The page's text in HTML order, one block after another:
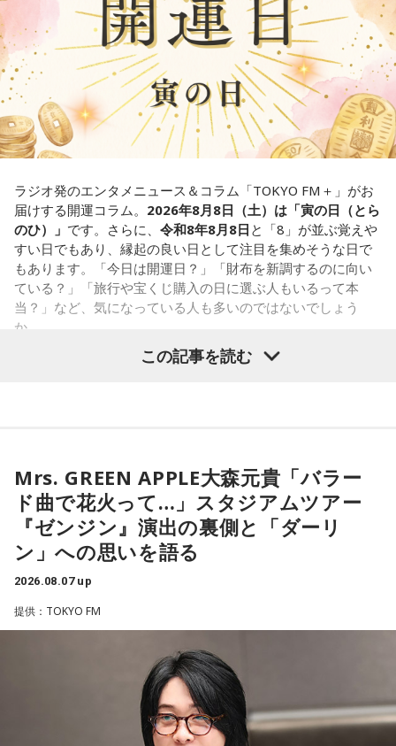
■監修者プロフィール：草彅健太（くさなぎ・けんた）
東京池袋占い館セレーネ所属。メンタルケアカウンセラー。
鑑定件数は若い女性を中心に7,000件を超え、占いイベントや
アプリの監修も手がける。また、イベントMCや声優としての
活動もしており、芸能関係者からの依頼も多い。
Webサイト：
https://selene-uranai.com/
先勝で、一般的には午前中が吉、午後は控えめ
に過ごすのが良いという考え方があります。
■寅の日とは？
寅の日とは、12日に一度巡ってくる吉日です。
虎は古くから「千里行って千里帰る」という言い伝えがあ
り、「出ていったものが無事に戻ってくる」と考えられてき
ました。そのため、お金や旅に関する縁起の良い日として親
しまれています。
このことから、寅の日は次のようなタイミングに選ぶ人もい
ます。
・財布を新調する
・財布を使い始める
・旅行や出張へ出発する
するとよいでしょう。
■2026年8月8日に財布を新調するのはあり？
寅の日は、お金に関する縁起の良い日として知られているこ
して選ぶ人もいます。
「お金が無事に戻ってくる」という言い伝えに由来するもの
で、開運アクションとして親しまれている考え方です。
ただし、財布を新調したからといって金運の上昇が保証され
るわけではありません。あくまでも縁起担ぎとして取り入れ
られている習慣です。
ラジオ発のエンタメニュース＆コラム「TOKYO FM＋」がお
届けする開運コラム。 2026年8月8日（土）は「寅の日（とら
のひ）」 です。さらに、 令和8年8月8日 と「8」が並ぶ覚えや
すい日でもあり、縁起の良い日として注目を集めそうな日で
もあります。「今日は開運日？」「財布を新調するのに向い
ている？」「旅行や宝くじ購入の日に選ぶ人もいるって本
当？」など、気になっている人も多いのではないでしょう
か。
寅の日は、古くから金運や旅立ちに縁起が良いとされる吉日
■2026年8月8日はどんな日？
2026年8月8日（土）・先勝
・寅の日
・六曜「先勝」（午前中が吉とされる）
「8」が並ぶことから縁起の良い日というイメージを持つ人も
いますが、暦の上では寅の日にあたるのが最大の特徴です。
で、一般的には午前中が吉、午後は控えめ
に過ごすのが良いという考え方があります。
この記事を読む
Mrs. GREEN APPLE大森元貴「バラー
ド曲で花火って…」スタジアムツアー
『ゼンジン』演出の裏側と「ダーリ
ン」への思いを語る
2026.08.07 up
提供：TOKYO FM